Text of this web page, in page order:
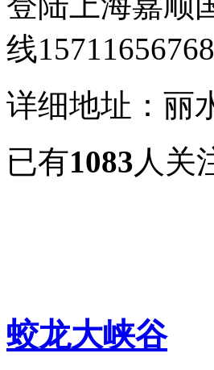
线15711656768
详细地址：丽
已有1083人关
蛟龙大峡谷